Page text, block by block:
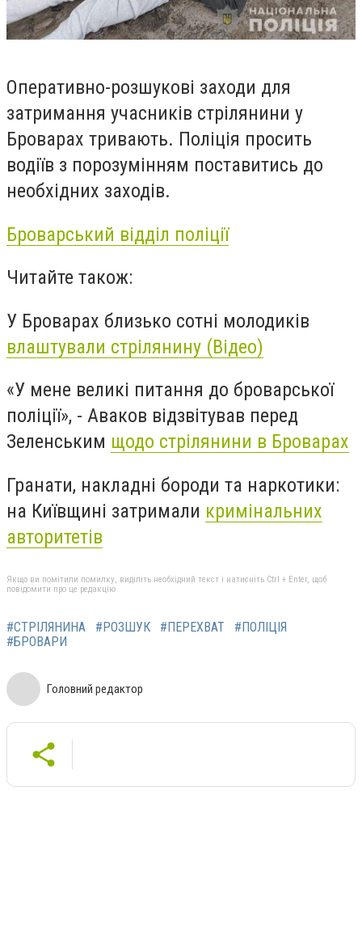
Оперативно-розшукові заходи для
затримання учасників стрілянини у
Броварах тривають. Поліція просить
водіїв з порозумінням поставитись до
необхідних заходів.
Броварський відділ поліції
Читайте також:
У Броварах близько сотні молодиків
влаштували стрілянину (Відео)
«У мене великі питання до броварської
поліції», - Аваков відзвітував перед
Зеленським щодо стрілянини в Броварах
Гранати, накладні бороди та наркотики:
на Київщині затримали кримінальних
авторитетів
Якщо ви помітили помилку, виділіть необхідний текст і натисніть Ctrl + Enter, щоб
повідомити про це редакцію
#СТРІЛЯНИНА #РОЗШУК #ПЕРЕХВАТ
#ПОЛІЦІЯ
#БРОВАРИ
Головний редактор